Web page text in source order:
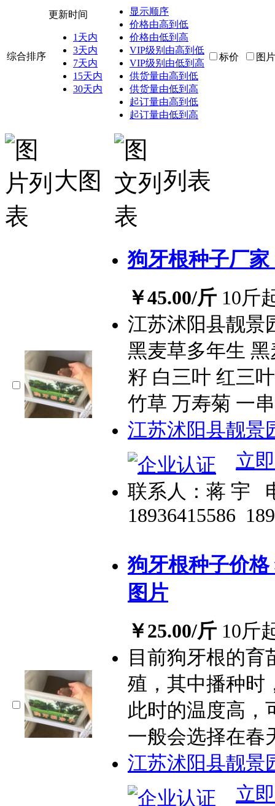
综合排序
更新时间
1天内
3天内
7天内
15天内
30天内
显示顺序
价格由高到低
价格由低到高
VIP级别由高到低
VIP级别由低到高
供货量由高到低
供货量由低到高
起订量由高到低
起订量由低到高
标价 图
大图 列表
狗牙根种子厂
￥45.00/斤 10斤
江苏沭阳县靓景
黑麦草多年生
籽 白三叶 红三
竹草 万寿菊 一
江苏沭阳县靓景
立
联系人：蒋 宇
18936415586
狗牙根种子价
图片
￥25.00/斤 10斤
目前狗牙根的育
殖，其中播种时
此时的温度高，
一般会选择在春
江苏沭阳县靓景
立